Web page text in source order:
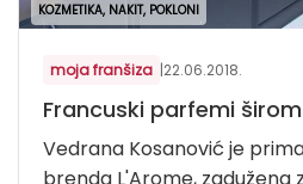
KOZMETIKA, NAKIT, POKLONI
moja franšiza |22.06.2018.
Francuski parfemi
Vedrana Kosanović je